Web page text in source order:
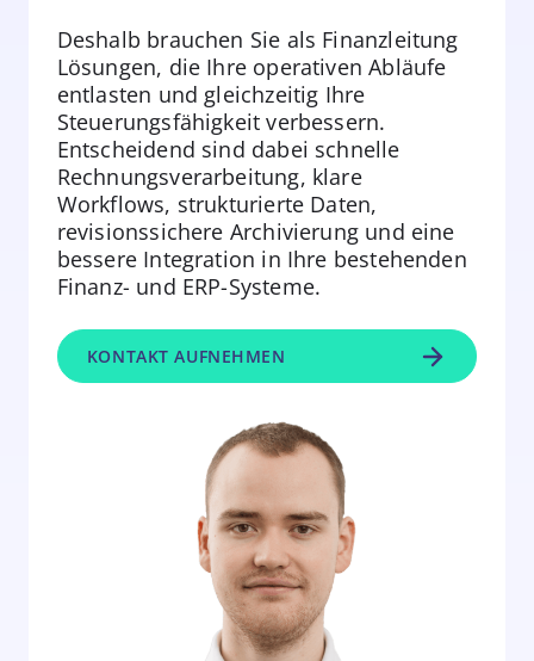
Deshalb brauchen Sie als Finanzleitung
Lösungen, die Ihre operativen Abläufe
entlasten und gleichzeitig Ihre
Steuerungsfähigkeit verbessern.
Entscheidend sind dabei schnelle
Rechnungsverarbeitung, klare
Workflows, strukturierte Daten,
revisionssichere Archivierung und eine
bessere Integration in Ihre bestehenden
Finanz- und ERP-Systeme.
KONTAKT AUFNEHMEN